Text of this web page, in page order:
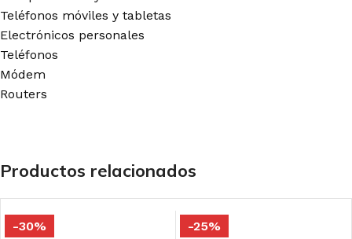
Teléfonos móviles y tabletas
Electrónicos personales
Teléfonos
Módem
Routers
Productos relacionados
-30% -25%